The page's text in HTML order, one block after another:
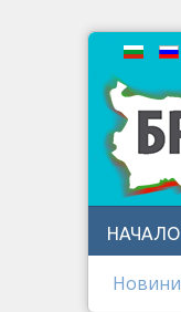
НАЧАЛО
Новини